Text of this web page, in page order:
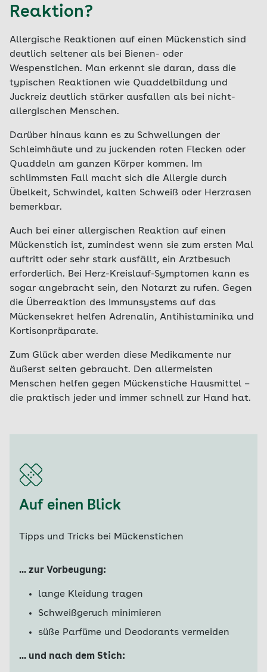
Reaktion?
Allergische Reaktionen auf einen Mückenstich sind
deutlich seltener als bei Bienen- oder
Wespenstichen. Man erkennt sie daran, dass die
typischen Reaktionen wie Quaddelbildung und
Juckreiz deutlich stärker ausfallen als bei nicht-
allergischen Menschen.
Darüber hinaus kann es zu Schwellungen der
Schleimhäute und zu juckenden roten Flecken oder
Quaddeln am ganzen Körper kommen. Im
schlimmsten Fall macht sich die Allergie durch
Übelkeit, Schwindel, kalten Schweiß oder Herzrasen
bemerkbar.
Auch bei einer allergischen Reaktion auf einen
Mückenstich ist, zumindest wenn sie zum ersten Mal
auftritt oder sehr stark ausfällt, ein Arztbesuch
erforderlich. Bei Herz-Kreislauf-Symptomen kann es
sogar angebracht sein, den Notarzt zu rufen. Gegen
die Überreaktion des Immunsystems auf das
Mückensekret helfen Adrenalin, Antihistaminika und
Kortisonpräparate.
Zum Glück aber werden diese Medikamente nur
äußerst selten gebraucht. Den allermeisten
Menschen helfen gegen Mückenstiche Hausmittel –
die praktisch jeder und immer schnell zur Hand hat.
Auf einen Blick
Tipps und Tricks bei Mückenstichen
... zur Vorbeugung:
lange Kleidung tragen
Schweißgeruch minimieren
süße Parfüme und Deodorants vermeiden
... und nach dem Stich: